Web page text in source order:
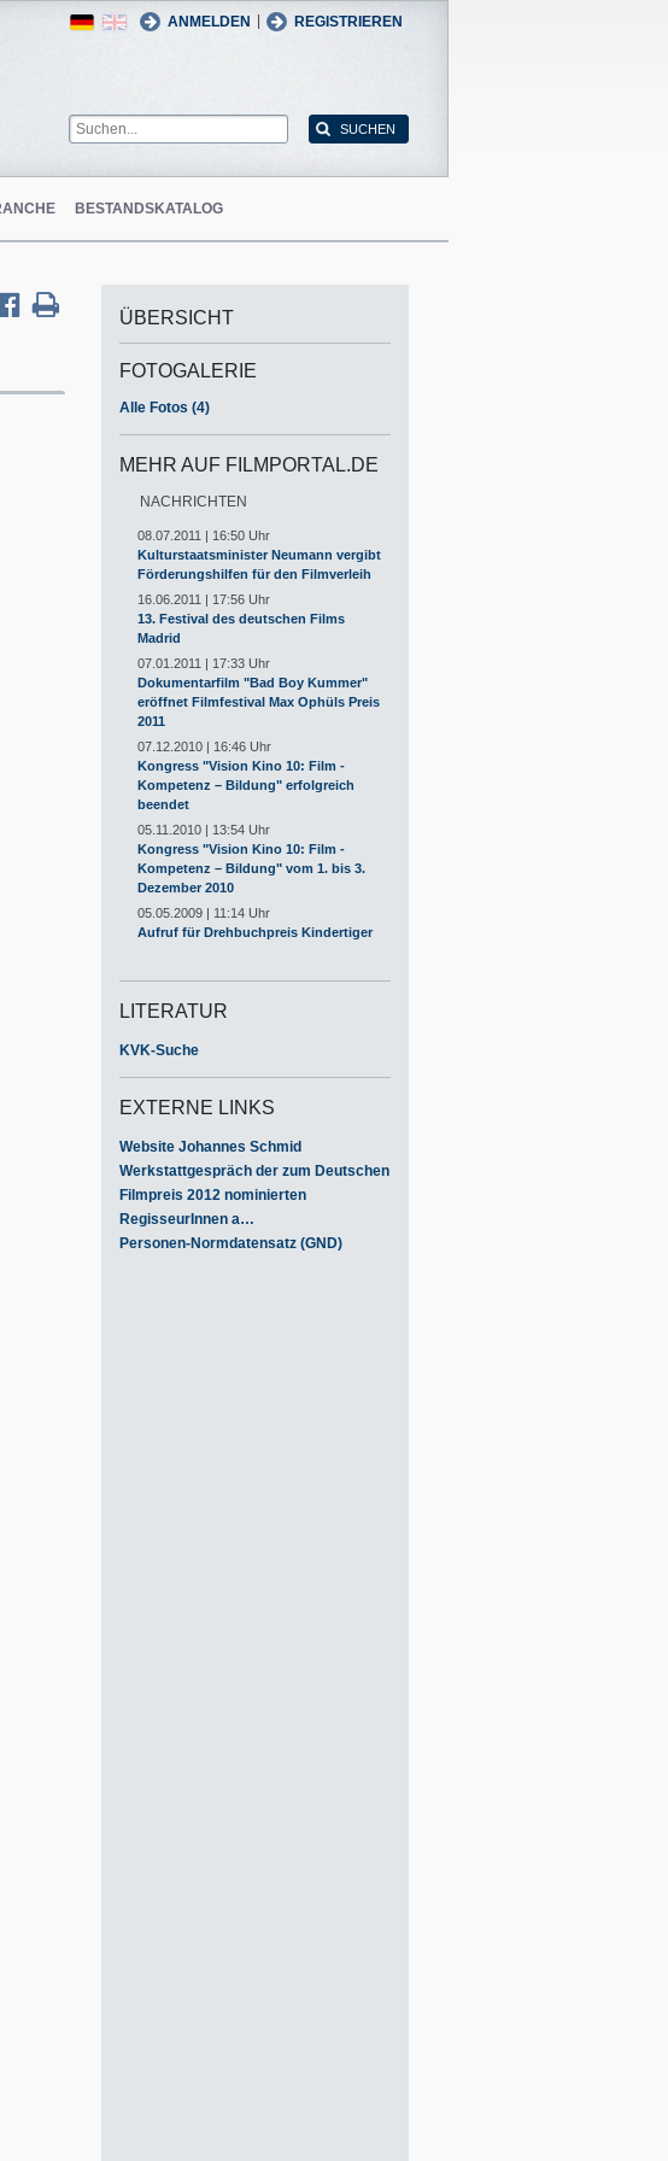
ANMELDEN REGISTRIEREN
English
German
BESTANDSKATALOG
ÜBERSICHT
FOTOGALERIE
Alle Fotos (4)
MEHR AUF FILMPORTAL.DE
NACHRICHTEN
08.07.2011 | 16:50 Uhr
Kulturstaatsminister Neumann vergibt
Förderungshilfen für den Filmverleih
16.06.2011 | 17:56 Uhr
13. Festival des deutschen Films
Madrid
07.01.2011 | 17:33 Uhr
Dokumentarfilm "Bad Boy Kummer"
eröffnet Filmfestival Max Ophüls Preis
2011
07.12.2010 | 16:46 Uhr
Kongress "Vision Kino 10: Film -
Kompetenz – Bildung" erfolgreich
beendet
05.11.2010 | 13:54 Uhr
Kongress "Vision Kino 10: Film -
Kompetenz – Bildung" vom 1. bis 3.
Dezember 2010
05.05.2009 | 11:14 Uhr
Aufruf für Drehbuchpreis Kindertiger
LITERATUR
KVK-Suche
EXTERNE LINKS
Website Johannes Schmid
Werkstattgespräch der zum Deutschen
Filmpreis 2012 nominierten
RegisseurInnen a…
Personen-Normdatensatz (GND)